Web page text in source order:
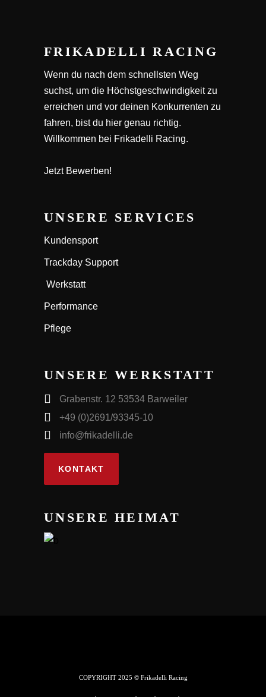
FRIKADELLI RACING
Wenn du nach dem schnellsten Weg
suchst, um die Höchstgeschwindigkeit zu
erreichen und vor deinen Konkurrenten zu
fahren, bist du hier genau richtig.
Willkommen bei Frikadelli Racing.
Jetzt Bewerben!
UNSERE SERVICES
Kundensport
Trackday Support
Werkstatt
Performance
Pflege
UNSERE WERKSTATT
Grabenstr. 12 53534 Barweiler
+49 (0)2691/93345-10
info@frikadelli.de
KONTAKT
UNSERE HEIMAT
COPYRIGHT 2025 © Frikadelli Racing